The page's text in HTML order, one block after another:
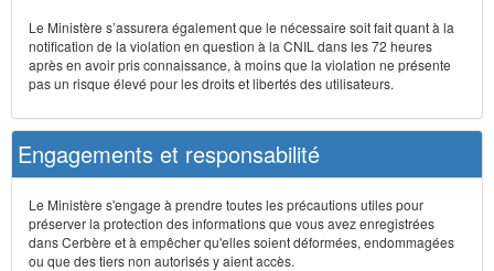
Le Ministère s’assurera également que le nécessaire soit fait quant à la
notification de la violation en question à la CNIL dans les 72 heures
après en avoir pris connaissance, à moins que la violation ne présente
pas un risque élevé pour les droits et libertés des utilisateurs.
Engagements et responsabilité
Le Ministère s'engage à prendre toutes les précautions utiles pour
préserver la protection des informations que vous avez enregistrées
dans Cerbère et à empêcher qu'elles soient déformées, endommagées
ou que des tiers non autorisés y aient accès.